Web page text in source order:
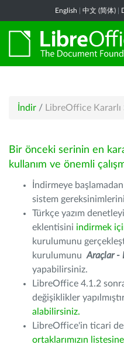
English 中文 (简体)
İndir / LibreOffice Kararlı
Bir önceki serinin en
kullanım ve önemli
İndirmeye
sistem
Türkçe yazım
eklentisini indirmek
kurulumunu
kurulumunu Araçlar -
yapabilirsiniz.
LibreOffice 4.1.2
değişiklikler
alabilirsiniz.
LibreOffice'in ticari
ortaklarımızın